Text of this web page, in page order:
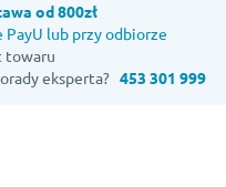
od 800zł
PayU lub przy odbiorze
towaru
eksperta? 453 301 999